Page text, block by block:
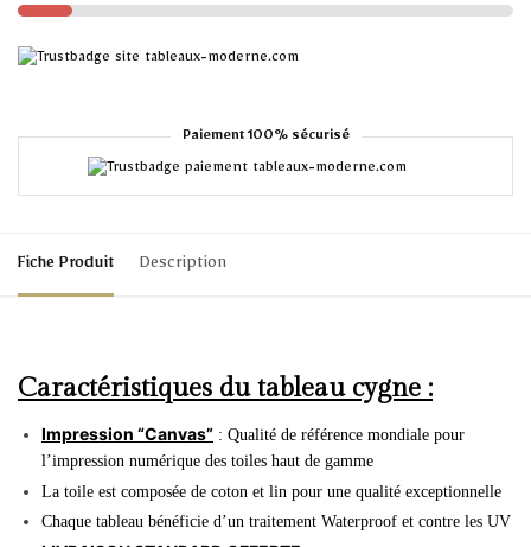
Paiement 100% sécurisé
Fiche Produit Description
Caractéristiques du tableau cygne :
Impression “Canvas” : Qualité de référence mondiale pour
l’impression numérique des toiles haut de gamme
La toile est composée de coton et lin pour une qualité exceptionnelle
Chaque tableau bénéficie d’un traitement Waterproof et contre les UV